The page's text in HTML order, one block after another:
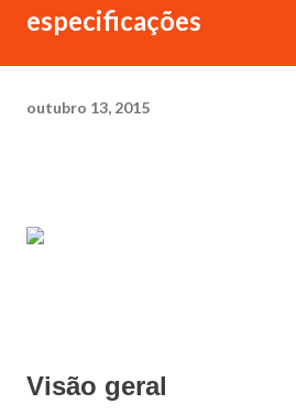
especificações
outubro 13, 2015
Visão geral